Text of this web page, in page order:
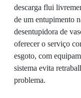
descarga flui
de um entupimento
desentupidora de
oferecer o serviço
esgoto, com
sistema evita
problema.